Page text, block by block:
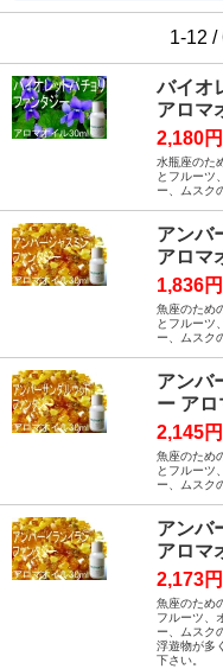
1-12 /
バイオ
アロマ
2,180
水瓶座のた
とフルーツ
ー、ムスク
アンバ
アロマ
1,836
魚座のため
とフルーツ
ー、ムスク
アンバ
ー アロ
2,145
魚座のため
とフルーツ
ー、ムスク
アンバ
アロマ
2,173
魚座のため
フルーツ、
ー、ムスク
浮遊物が多
下さい。